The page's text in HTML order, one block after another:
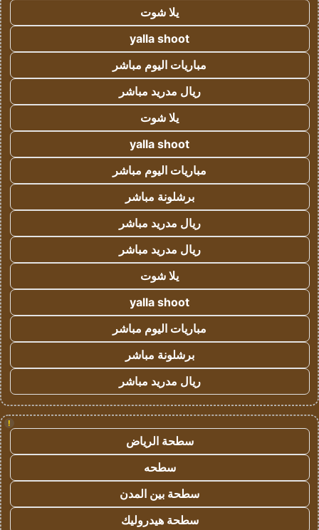
يلا شوت
yalla shoot
مباريات اليوم مباشر
ريال مدريد مباشر
يلا شوت
yalla shoot
مباريات اليوم مباشر
برشلونة مباشر
ريال مدريد مباشر
ريال مدريد مباشر
يلا شوت
yalla shoot
مباريات اليوم مباشر
برشلونة مباشر
ريال مدريد مباشر
!
سطحة الرياض
سطحه
سطحة بين المدن
سطحة هيدروليك